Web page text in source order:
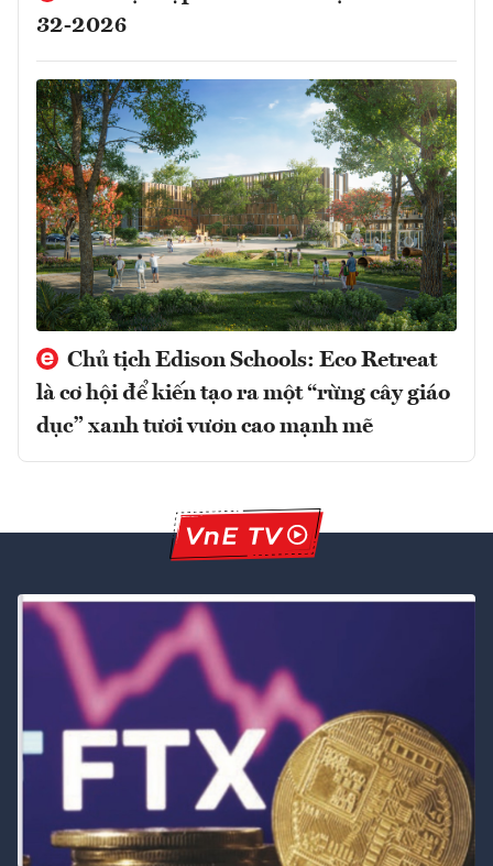
32-2026
Chủ tịch Edison Schools: Eco Retreat
là cơ hội để kiến tạo ra một “rừng cây giáo
dục” xanh tươi vươn cao mạnh mẽ